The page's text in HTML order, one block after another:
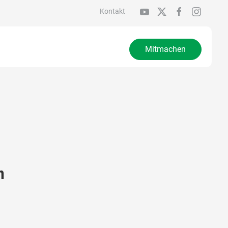
Kontakt
Mitmachen